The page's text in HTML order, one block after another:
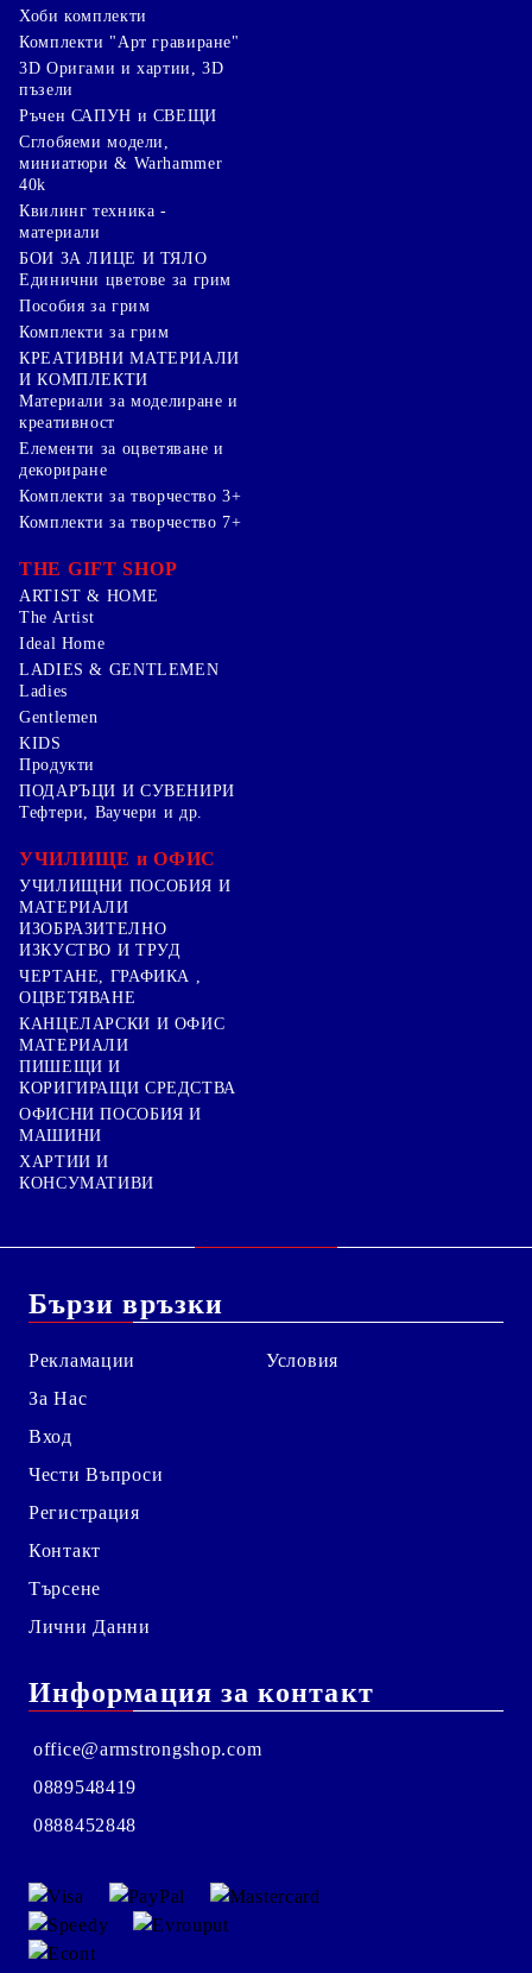
Хоби комплекти
Комплекти "Арт гравиране"
3D Оригами и хартии, 3D
пъзели
Ръчен САПУН и СВЕЩИ
Сглобяеми модели,
миниатюри & Warhammer
40k
Квилинг техника -
материали
БОИ ЗА ЛИЦЕ И ТЯЛО
Единични цветове за грим
Пособия за грим
Комплекти за грим
КРЕАТИВНИ МАТЕРИАЛИ
И КОМПЛЕКТИ
Mатериали за моделиране и
креативност
Елементи за оцветяване и
декориране
Комплекти за творчество 3+
Комплекти за творчество 7+
THE GIFT SHOP
ARTIST & HOME
The Artist
Ideal Home
LADIES & GENTLEMEN
Ladies
Gentlemen
KIDS
Продукти
ПОДАРЪЦИ И СУВЕНИРИ
Тефтери, Ваучери и др.
УЧИЛИЩЕ и ОФИС
УЧИЛИЩНИ ПОСОБИЯ И
МАТЕРИАЛИ
ИЗОБРАЗИТЕЛНО
ИЗКУСТВО И ТРУД
ЧЕРТАНЕ, ГРАФИКА ,
ОЦВЕТЯВАНЕ
КАНЦЕЛАРСКИ И ОФИС
МАТЕРИАЛИ
ПИШЕЩИ И
КОРИГИРАЩИ СРЕДСТВА
ОФИСНИ ПОСОБИЯ И
МАШИНИ
ХАРТИИ И
КОНСУМАТИВИ
Бързи връзки
Рекламации
За Нас
Вход
Чести Въпроси
Регистрация
Контакт
Търсене
Лични Данни
Условия
Информация за контакт
office@armstrongshop.com
0889548419
0888452848